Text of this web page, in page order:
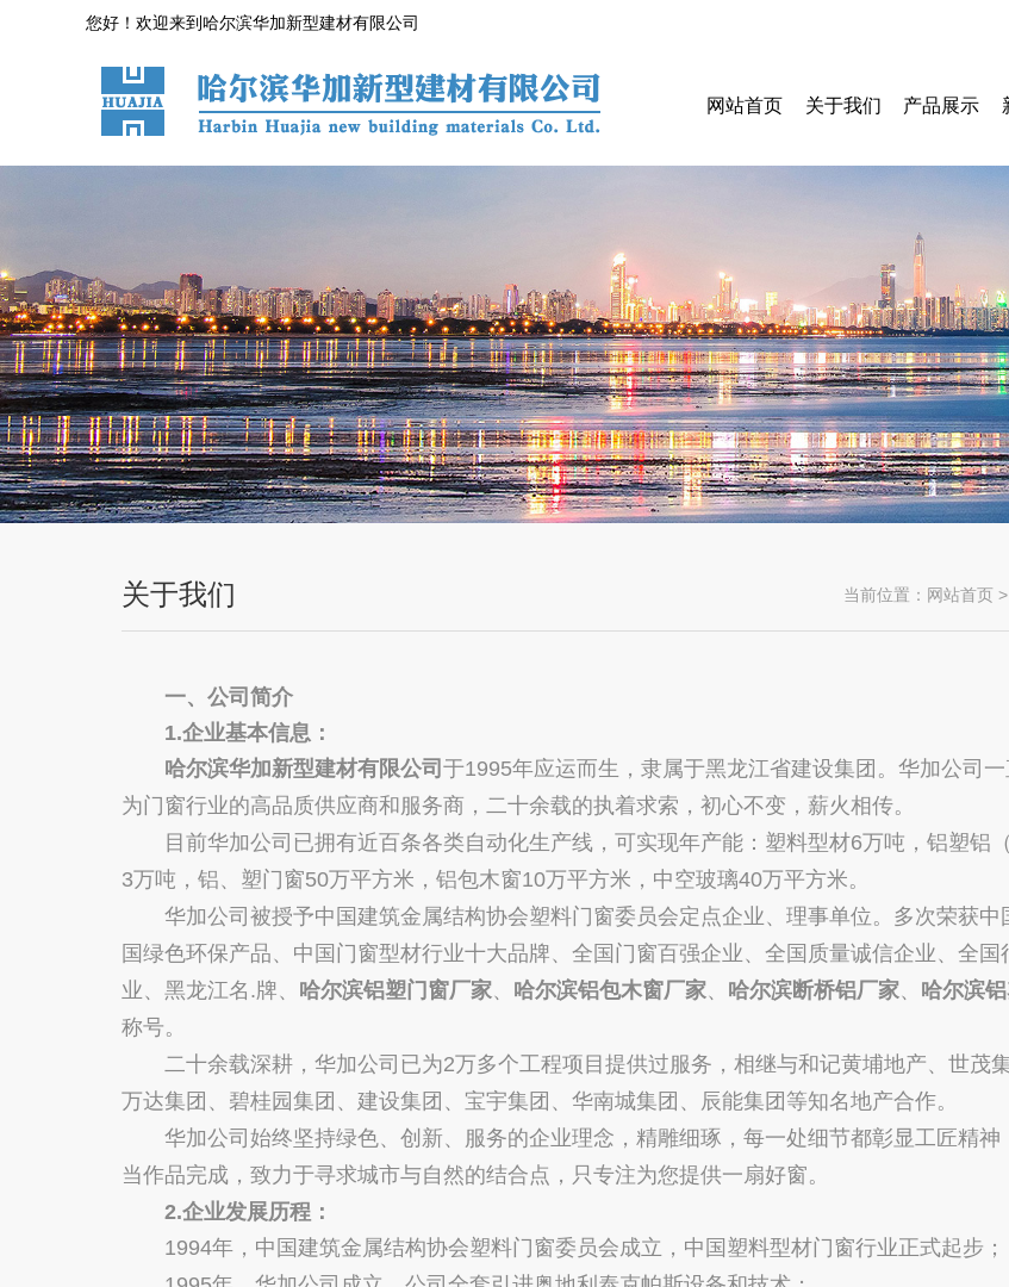
您好！欢迎来到哈尔滨华加新型建材有限公司
网站首页 关于我们 产品展示
关于我们 当前位置： 网站首页 >
一、公司简介
1.企业基本信息：
哈尔滨华加新型建材有限公司 于1995年应运而生，隶属于黑龙江省建设集团。华加公司
为门窗行业的高品质供应商和服务商，二十余载的执着求索，初心不变，薪火相传。
目前华加公司已拥有近百条各类自动化生产线，可实现年产能：塑料型材6万吨，铝塑铝
3万吨，铝、塑门窗50万平方米，铝包木窗10万平方米，中空玻璃40万平方米。
华加公司被授予中国建筑金属结构协会塑料门窗委员会定点企业、理事单位。多次荣获中
国绿色环保产品、中国门窗型材行业十大品牌、全国门窗百强企业、全国质量诚信企业、全国
业、黑龙江名.牌、 哈尔滨铝塑门窗厂家、 哈尔滨铝包木窗厂家、 哈尔滨断桥铝厂家、 哈尔滨
称号。
二十余载深耕，华加公司已为2万多个工程项目提供过服务，相继与和记黄埔地产、世茂集
万达集团、碧桂园集团、建设集团、宝宇集团、华南城集团、辰能集团等知名地产合作。
华加公司始终坚持绿色、创新、服务的企业理念，精雕细琢，每一处细节都彰显工匠精神
当作品完成，致力于寻求城市与自然的结合点，只专注为您提供一扇好窗。
2.企业发展历程：
1994年，中国建筑金属结构协会塑料门窗委员会成立，中国塑料型材门窗行业正式起步；